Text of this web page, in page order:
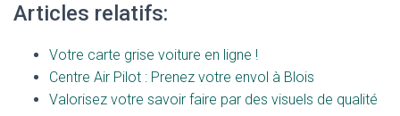
Articles relatifs:
Votre carte grise voiture en ligne !
Centre Air Pilot : Prenez votre envol à Blois
Valorisez votre savoir faire par des visuels de qualité